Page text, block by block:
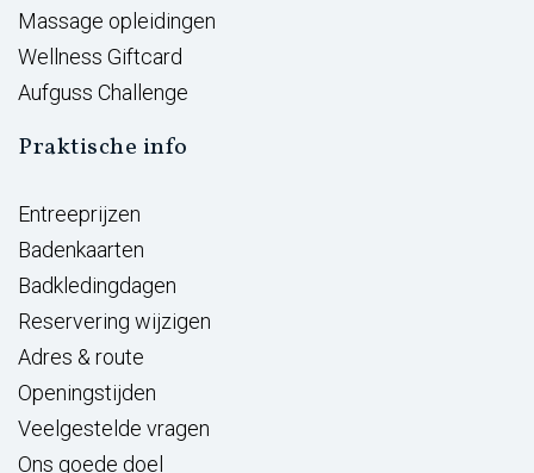
Massage opleidingen
Wellness Giftcard
Aufguss Challenge
Praktische info
Entreeprijzen
Badenkaarten
Badkledingdagen
Reservering wijzigen
Adres & route
Openingstijden
Veelgestelde vragen
Ons goede doel